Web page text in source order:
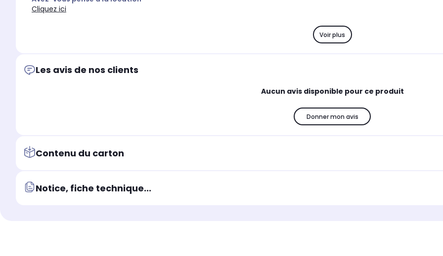
Cliquez ici
Voir plus
Les avis de nos clients
Aucun avis disponible pour ce produit
Donner mon avis
Contenu du carton
Notice, fiche technique...